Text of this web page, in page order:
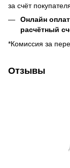
за счёт
Онлайн
расчётный
*Комиссия за
Отзывы